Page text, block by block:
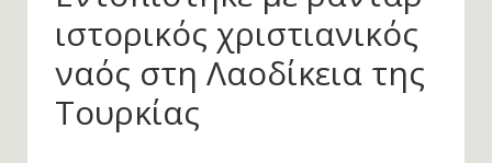
ιστορικός χριστιανικός
ναός στη Λαοδίκεια της
Τουρκίας